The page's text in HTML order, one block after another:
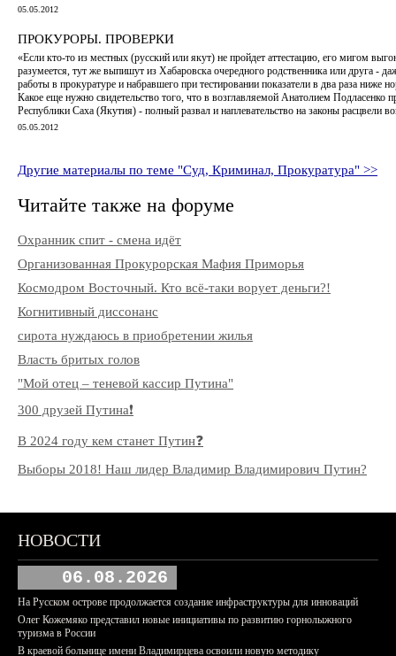
05.05.2012
ПРОКУРОРЫ. ПРОВЕРКИ
«Если кто-то из местных (русский или якут) не пройдет аттестацию, его мигом
разумеется, тут же выпишут из Хабаровска очередного родственника или друга -
работы в прокуратуре и набравшего при тестировании показатели в два раза ниже
Какое еще нужно свидетельство того, что в возглавляемой Анатолием Подласенко
Республики Саха (Якутия) - полный развал и наплевательство на законы расцвели
05.05.2012
Другие материалы по теме "Суд, Криминал, Прокуратура" >>
Читайте также на форуме
Охранник спит - смена идёт
Организованная Прокурорская Мафия Приморья
Космодром Восточный. Кто всё-таки ворует деньги?!
Когнитивный диссонанс
сирота нуждаюсь в приобретении жилья
Власть бритых голов
"Мой отец – теневой кассир Путина"
300 друзей Путина❗️
В 2024 году кем станет Путин❓
Выборы 2018! Наш лидер Владимир Владимирович Путин?
НОВОСТИ
06.08.2026
На Русском острове продолжается создание инфраструктуры для инноваций
Олег Кожемяко представил новые инициативы по развитию горнолыжного
туризма в России
В краевой больнице имени Владимирцева освоили новую методику